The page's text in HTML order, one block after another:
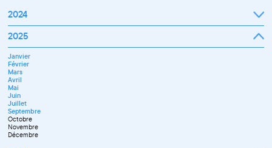
2024
Janvier
Mars
Avril
Mai
Juin
Juillet
Septembre
Novembre
Décembre
2025
Janvier
Février
Mars
Avril
Mai
Juin
Juillet
Septembre
Octobre
Novembre
Décembre